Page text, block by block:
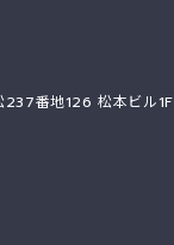
237番地126 松本ビル1F